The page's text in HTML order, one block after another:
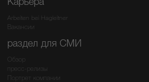
Arbeiten bei Hagleitner
Вакансии
раздел для СМИ
Обзор
пресс-релизы
Портрет компании